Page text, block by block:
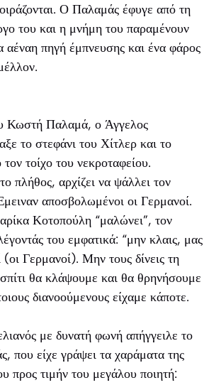
Ο Παλαμάς έφυγε από τη
του και η μνήμη του παραμένουν
αέναη πηγή έμπνευσης και ένα φάρος
Κωστή Παλαμά, ο Άγγελος
το στεφάνι του Χίτλερ και το
τοίχο του νεκροταφείου.
πλήθος, αρχίζει να ψάλλει τον
αποσβολωμένοι οι Γερμανοί.
Κοτοπούλη “μαλώνει”, τον
του εμφατικά: “μην κλαις, μας
(οι Γερμανοί). Μην τους δίνεις τη
θα κλάψουμε και θα θρηνήσουμε
διανοούμενους είχαμε κάποτε.
με δυνατή φωνή απήγγειλε το
που είχε γράψει τα χαράματα της
προς τιμήν του μεγάλου ποιητή: